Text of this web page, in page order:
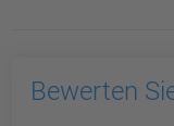
Bewerten